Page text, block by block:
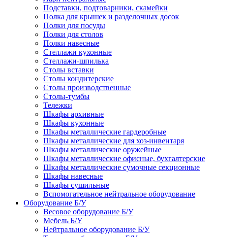
Подставки, подтоварники, скамейки
Полка для крышек и разделочных досок
Полки для посуды
Полки для столов
Полки навесные
Стеллажи кухонные
Стеллажи-шпилька
Столы вставки
Столы кондитерские
Столы производственные
Столы-тумбы
Тележки
Шкафы архивные
Шкафы кухонные
Шкафы металлические гардеробные
Шкафы металлические для хоз-инвентаря
Шкафы металлические оружейные
Шкафы металлические офисные, бухгалтерские
Шкафы металлические сумочные секционные
Шкафы навесные
Шкафы сушильные
Вспомогательное нейтральное оборудование
Оборудование Б/У
Весовое оборудование Б/У
Мебель Б/У
Нейтральное оборудование Б/У